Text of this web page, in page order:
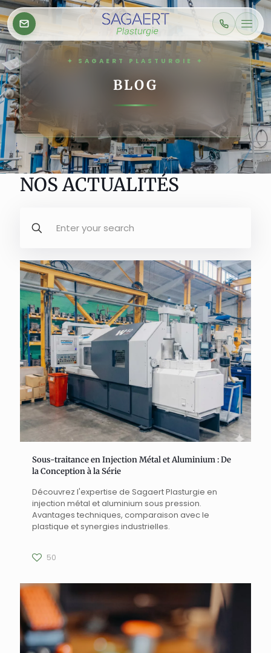
BLOG
NOS ACTUALITÉS
Sous-traitance en Injection Métal et Aluminium : De
la Conception à la Série
Découvrez l'expertise de Sagaert Plasturgie en
injection métal et aluminium sous pression.
Avantages techniques, comparaison avec le
plastique et synergies industrielles.
50